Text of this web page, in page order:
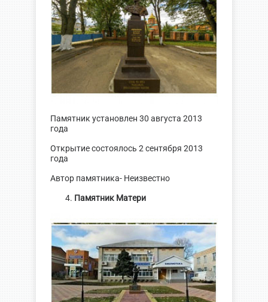
Памятник установлен 30 августа 2013
года
Открытие состоялось 2 сентября 2013
года
Автор памятника- Неизвестно
Памятник Матери